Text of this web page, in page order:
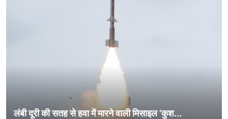
लंबी दूरी की सतह से हवा में मारने वाली मिसाइल 'कुश...